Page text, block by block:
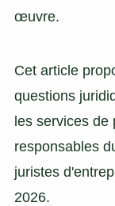
œuvre.
Cet article
questions
les services de
responsables
juristes
2026.